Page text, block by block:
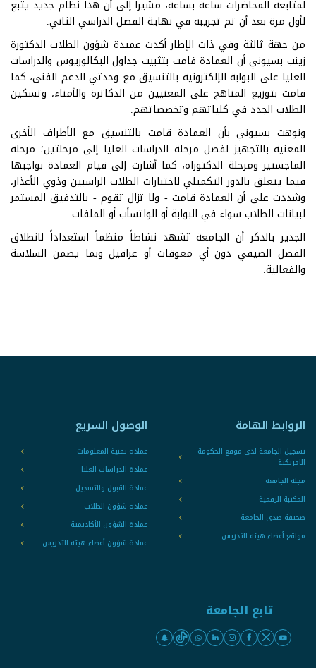
لمتابعة المحاضرات ساعة بساعة، مشيراً إلى أن هذا نظام جديد يتبع
لأول مرة بعد أن تم تجريبه في نهاية الفصل الدراسي الثاني.
من جهة ثالثة وفي ذات الإطار أكدت عميدة شؤون الطلاب الدكتورة
زينب بسيوني أن العمادة قامت بتثبيت جداول البكالوريوس والدراسات
العليا على البوابة الإلكترونية بالتنسيق مع وحدتي الدعم الفنى، كما
قامت بتوزيع المناهج على المعنيين من الدكاترة والأمناء، وتسكين
الطلاب الجدد في كلياتهم وتخصصاتهم.
ونوهت بسيوني بأن العمادة قامت بالتنسيق مع الأطراف الأخرى
المعنية بالتجهيز لفصل مرحلة الدراسات العليا إلى مرحلتين؛ مرحلة
الماجستير ومرحلة الدكتوراه، كما أشارت إلى قيام العمادة بواجبها
فيما يتعلق بالدور التكميلي لاختبارات الطلاب الراسبين وذوي الأعذار،
وشددت على أن العمادة قامت - ولا تزال تقوم - بالتدقيق المستمر
لبيانات الطلاب سواء في البوابة أو الواتسأب أو الملفات.
الجدير بالذكر أن الجامعة تشهد نشاطاً منظماً استعداداً لانطلاق
الفصل الصيفي دون أي معوقات أو عراقيل وبما يضمن السلاسة
والفعالية.
الروابط الهامة
تسجيل الجامعة لدى موقع الحكومة
الامريكية
مجلة الجامعة
المكتبة الرقمية
صحيفة صدى الجامعة
مواقع أعضاء هيئة التدريس
الوصول السريع
عمادة تقنية المعلومات
عمادة الدراسات العليا
عمادة القبول والتسجيل
عمادة شؤون الطلاب
عمادة الشؤون الأكاديمية
عمادة شؤون أعضاء هيئة التدريس
تابع الجامعة